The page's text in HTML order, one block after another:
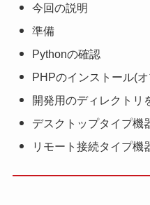
今回の説明
準備
Pythonの確認
PHPのインストール(
開発用のディレクトリ
デスクトップタイプ機
リモート接続タイプ機